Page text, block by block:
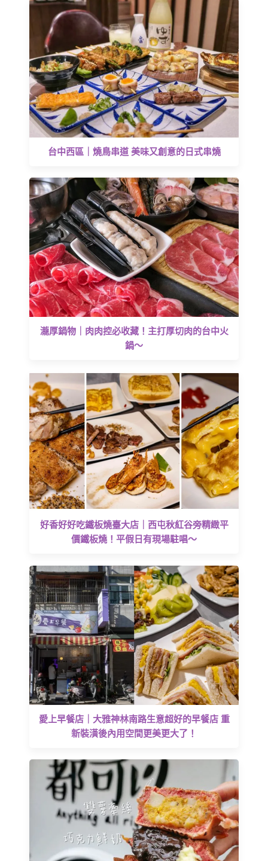
台中西區｜燒鳥串道 美味又創意的日式串燒
瀧厚鍋物｜肉肉控必收藏！主打厚切肉的台中火
鍋～
好香好好吃鐵板燒臺大店｜西屯秋紅谷旁精緻平
價鐵板燒！平假日有現場駐唱～
愛上早餐店｜大雅神林南路生意超好的早餐店 重
新裝潢後內用空間更美更大了！